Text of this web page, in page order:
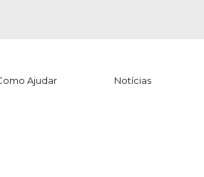
Ajudar Notícias